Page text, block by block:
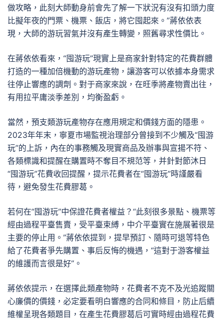
做攻略，此刻大師動身前會先了解一下狀況有沒有扣頭力度
比擬年夜的門票、機票、飯店，將它囤起來。”蔣依依表
現，大師的游玩習氣并沒有產生轉變，照舊尋求性價比。
在蔣依依看來，“囤游玩”現實上是商家針對特定的花費群體
打造的一種加倍機動的游玩產物，讓游客可以依據本身需求
往停止響應的調劑。對于商家來說，在旺季將產物賣出往，
有用拉平庸淡季差別，均衡盈虧。
當然，預支類游玩產物存在應用規定和價錢方面的隱患。
2023年年末，寧夏市場監視治理部分曾接到不少觸及“囤游
玩”的上訴，內在的事務觸及現實商品及辦事與宣揚不符、
各類標識和提醒在購置時不奪目不規范等，并針對節沐日
“囤游玩”花費收回提醒，提示花費者在“囤游玩”時謹嚴看
待，避免發生花費膠葛。
若何在“囤游玩”中保證花費者權益？“此刻很多景點、機票等
經由過程平臺售賣，受平臺束縛，中介平臺實在施展著很是
主要的停止用。”蔣依依提到，提早預訂、隨時可退等特色
給了花費者爭先購置、事后反悔的機遇，“這對于游客權益
的維護而言很是好”。
蔣依依提示，在選擇此類產物時，花費者不克不及光追蹤關
心廉價的價錢，必定要看明白響應的合同和條目，防止后續
維權呈現各類題目，在產生花費膠葛后可實時經由過程花費